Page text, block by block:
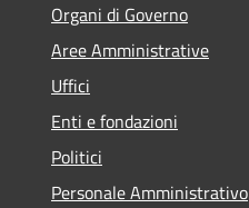
Organi di Governo
Aree Amministrative
Uffici
Enti e fondazioni
Politici
Personale Amministrativo